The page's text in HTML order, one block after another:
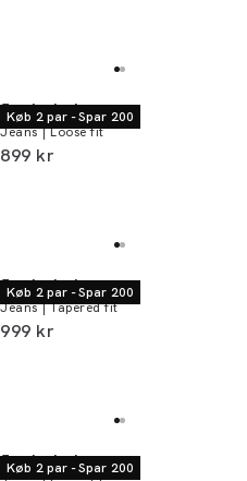
Køb 2 par - Spar 200
Junk de Luxe
Jeans | Loose fit
I alt (inkl. rabat)
899 kr
Køb 2 par - Spar 200
Junk de Luxe
Jeans | Tapered fit
I alt (inkl. rabat)
999 kr
Køb 2 par - Spar 200
Junk de Luxe